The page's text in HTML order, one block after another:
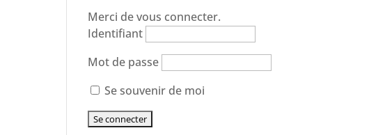
Merci de vous connecter.
Identifiant
Mot de passe
Se souvenir de moi